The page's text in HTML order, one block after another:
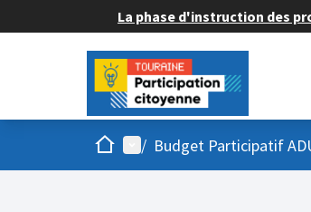
La phase d'instruction des
AccueilMenu principal
/ Budget Participatif